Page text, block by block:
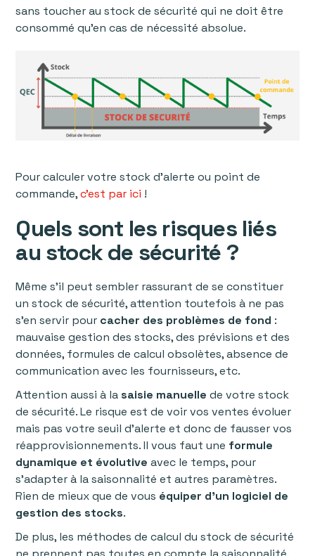
sans toucher au stock de sécurité qui ne doit être
consommé qu’en cas de nécessité absolue.
Pour calculer votre stock d’alerte ou point de
commande,c’est par ici !
Quels sont les risques liés
au stock de sécurité ?
Même s’il peut sembler rassurant de se constituer
un stock de sécurité, attention toutefois à ne pas
s’en servir pour cacher des problèmes de fond :
mauvaise gestion des stocks, des prévisions et des
données, formules de calcul obsolètes, absence de
communication avec les fournisseurs, etc.
Attention aussi à lasaisie manuelle de votre stock
de sécurité. Le risque est de voir vos ventes évoluer
mais pas votre seuil d’alerte et donc de fausser vos
réapprovisionnements. Il vous faut une formule
dynamique et évolutive avec le temps, pour
s’adapter à la saisonnalité et autres paramètres.
Rien de mieux que de vous équiper d’un logiciel de
gestion des stocks.
De plus, les méthodes de calcul du stock de sécurité